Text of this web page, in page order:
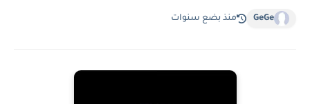
GeGe منذ بضع سنوات